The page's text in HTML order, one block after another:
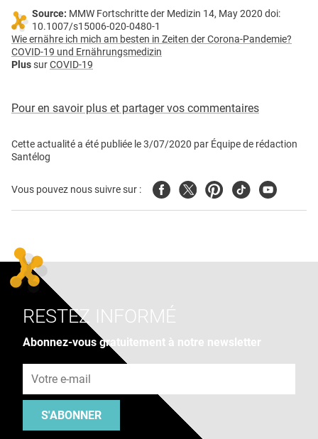
Source: MMW Fortschritte der Medizin 14, May 2020 doi:
10.1007/s15006-020-0480-1
Wie ernähre ich mich am besten in Zeiten der Corona-Pandemie?
COVID-19 und Ernährungsmedizin
PlussurCOVID-19
Pour en savoir plus et partager vos commentaires
Cette actualité a été publiée le3/07/2020 par Équipe de rédaction
Santélog
Vous pouvez nous suivre sur : FacebookTwitterPinterest
TiktokYoutube
RESTEZ INFORMÉ
Abonnez-vous gratuitement à notre newsletter
S'ABONNER